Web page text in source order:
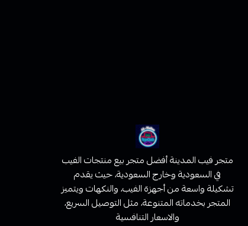
متجر فيب المدينة أفضل متجر بيع منتجات الفيب
في السعودية وخارج السعودية، حيث يقدم
تشكيلة واسعة من أجهزة الفيب، والنكهات ويتميز
المتجر بخدماته المتنوعة، مثل التوصيل السريع،
والاسعار التنافسية